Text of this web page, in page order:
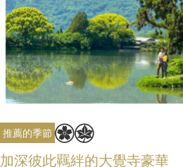
推薦的季節
加深彼此羈絆的大覺寺豪華